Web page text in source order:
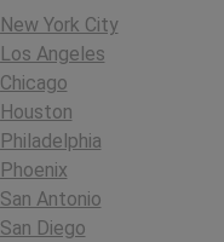
New York City
Los Angeles
Chicago
Houston
Philadelphia
Phoenix
San Antonio
San Diego